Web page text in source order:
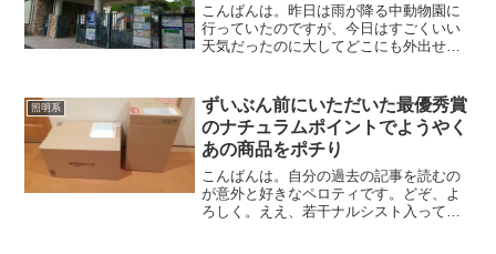
こんばんは。昨日は雨が降る中動物園に
行っていたのですが、今日はすごくいい
天気だったのに大してどこにも外出せ
いるキャンプレポにはやっぱり取り掛か
らず、簡単に週末の日記でも...
照明系
ずいぶん前にいただいた最優秀賞
のナチュラムポイントでようやく
あの商品をポチり
こんばんは。自分の過去の記事を読むの
が意外と好きなペロティです。どぞ、よ
ろしく。ええ、若干ナルシスト入ってま